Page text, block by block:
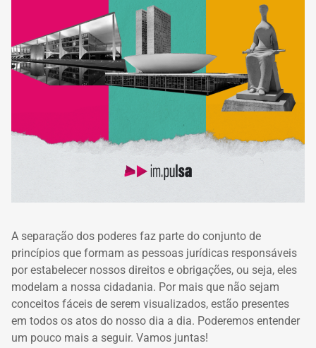
A separação dos poderes faz parte do conjunto de
princípios que formam as pessoas jurídicas responsáveis
por estabelecer nossos direitos e obrigações, ou seja, eles
modelam a nossa cidadania. Por mais que não sejam
conceitos fáceis de serem visualizados, estão presentes
em todos os atos do nosso dia a dia. Poderemos entender
um pouco mais a seguir. Vamos juntas!